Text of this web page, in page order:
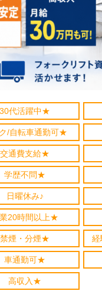
30代活躍中★
/自転車通勤可★
交通費支給★
学歴不問★
日曜休み♪
20時間以上★
禁煙・分煙★
車通勤可★
高収入★